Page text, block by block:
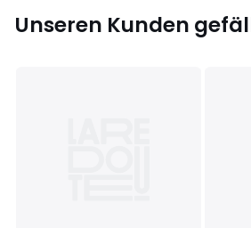
Unseren Kunden